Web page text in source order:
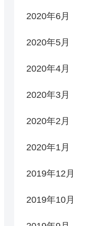
2020年6月
2020年5月
2020年4月
2020年3月
2020年2月
2020年1月
2019年12月
2019年10月